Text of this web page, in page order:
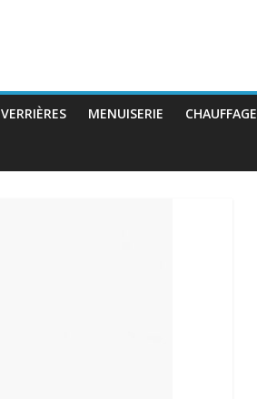
VERRIÈRES MENUISERIE CHAUFFAGE